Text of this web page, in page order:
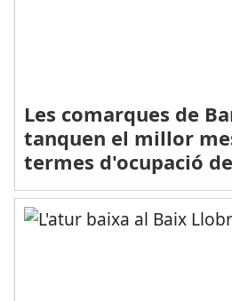
Les comarques de
tanquen el millor
termes d'ocupació